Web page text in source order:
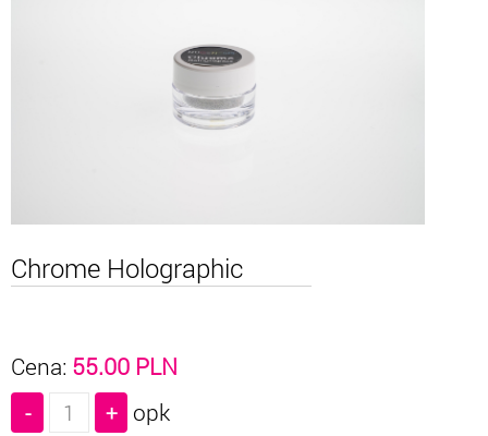
Chrome Holographic
Cena: 55.00 PLN
opk